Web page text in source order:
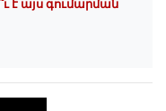
է այս գումարման